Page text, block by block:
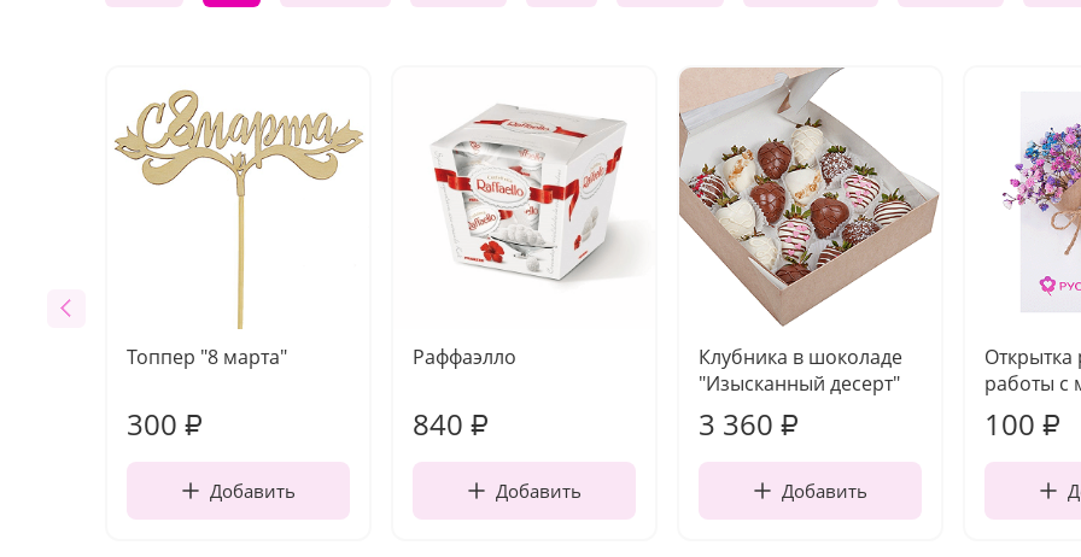
Топпер "8 марта"
300 ₽
Добавить
Раффаэлло
840 ₽
Добавить
Клубника в шоколаде
"Изысканный десерт"
3 360 ₽
Добавить
Открытка
работы с
100 ₽